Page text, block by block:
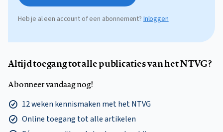
Heb je al een account of een abonnement? Inloggen
Altijd toegang tot alle publicaties van het NTVG?
Abonneer vandaag nog!
12 weken kennismaken met het NTVG
Online toegang tot alle artikelen